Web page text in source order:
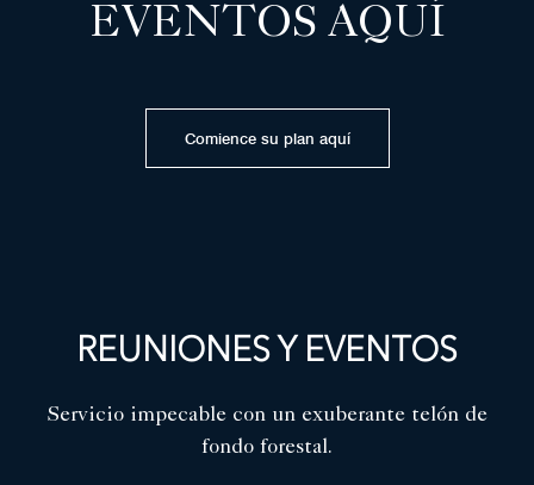
EVENTOS AQUÍ
Comience su plan aquí
REUNIONES Y EVENTOS
Servicio impecable con un exuberante telón de
fondo forestal.